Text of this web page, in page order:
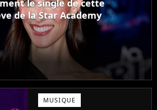
le single de cette
de la Star Academy
MUSIQUE